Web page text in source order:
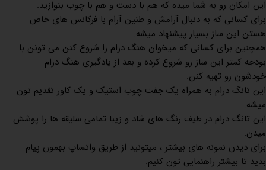
این امکان رو به شما میده که هم با دست و هم با چوب بنوازید.
برای کسانی که به دنبال آرامش و طنین آرام با فرکانس های خاص
هستن این ساز بسیار پیشنهاد میشه.
همچنین برای کسانی که میخوان هنگ درام را شروع کنن می تونن با
بودجه کمتر این ساز رو شروع کرده و بعد از یادگیری هنگ درام
خودشون رو تهیه کنن.
این تانگ درام به همراه یک جفت چوب استیک و یک کاور تقدیم تون
میشه.
این تانگ درام در طیف رنگ های شاد و زیبا تمامی سلیقه ها را پوشش
میدن.
برای دیدن نمونه های بیشتر ، میتونید از طریق واتساپ بهمون پیام
بدید تا بیشتر راهنمایی تون کنیم.